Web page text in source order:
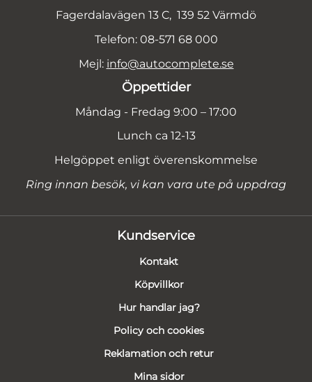
Fagerdalavägen 13 C, 139 52 Värmdö
Telefon: 08-571 68 000
Mejl: info@autocomplete.se
Öppettider
Måndag - Fredag 9:00 – 17:00
Lunch ca 12-13
Helgöppet enligt överenskommelse
Ring innan besök, vi kan vara ute på uppdrag
Kundservice
Kontakt
Köpvillkor
Hur handlar jag?
Policy och cookies
Reklamation och retur
Mina sidor